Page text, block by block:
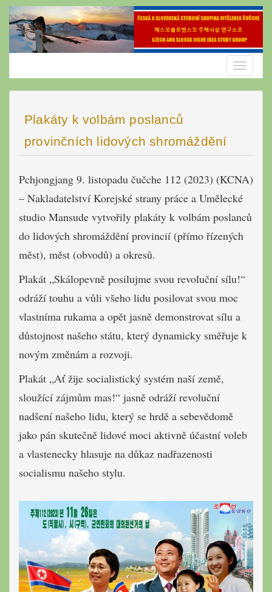
Skip
content
Toggle
Plakáty k volbám poslanců
provinčních lidových shromáždění
Pchjongjang 9. listopadu čučche 112 (2023) (KCNA)
– Nakladatelství Korejské strany práce a Umělecké
studio Mansude vytvořily plakáty k volbám poslanců
do lidových shromáždění provincií (přímo řízených
měst), měst (obvodů) a okresů.
Plakát „Skálopevně posilujme svou revoluční sílu!“
odráží touhu a vůli všeho lidu posilovat svou moc
vlastníma rukama a opět jasně demonstrovat sílu a
důstojnost našeho státu, který dynamicky směřuje k
novým změnám a rozvoji.
Plakát „Ať žije socialistický systém naší země,
sloužící zájmům mas!“ jasně odráží revoluční
nadšení našeho lidu, který se hrdě a sebevědomě
jako pán skutečně lidové moci aktivně účastní voleb
a vlastenecky hlasuje na důkaz nadřazenosti
socialismu našeho stylu.